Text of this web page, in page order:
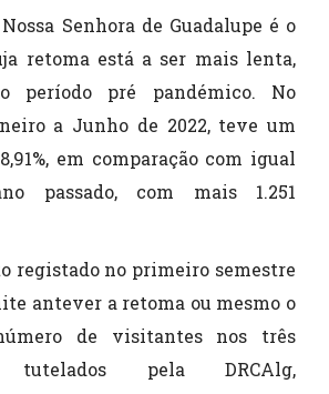
Senhora de Guadalupe é o
retoma está a ser mais lenta,
período pré pandémico. No
a Junho de 2022, teve um
em comparação com igual
passado, com mais 1.251
registado no primeiro semestre
antever a retoma ou mesmo o
de visitantes nos três
tutelados pela DRCAlg,